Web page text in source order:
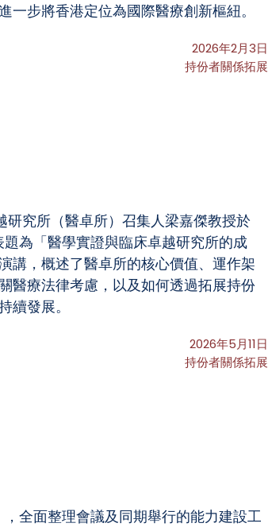
步將香港定位為國際醫療創新樞紐。
2026年2月3日
持份者關係拓展
研究所（醫卓所）召集人梁嘉傑教授於
為「醫學實證與臨床卓越研究所的成
講，概述了醫卓所的核心價值、運作架
醫療法律考慮，以及如何透過拓展持份
續發展。
2026年5月11日
持份者關係拓展
全面整理會議及同期舉行的能力建設工